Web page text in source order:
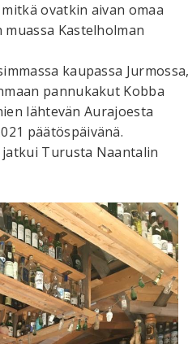
ovatkin aivan omaa
Kastelholman
kaupassa
pannukakut Kobba
lähtevän Aurajoesta
päätöspäivänä.
Turusta Naantalin